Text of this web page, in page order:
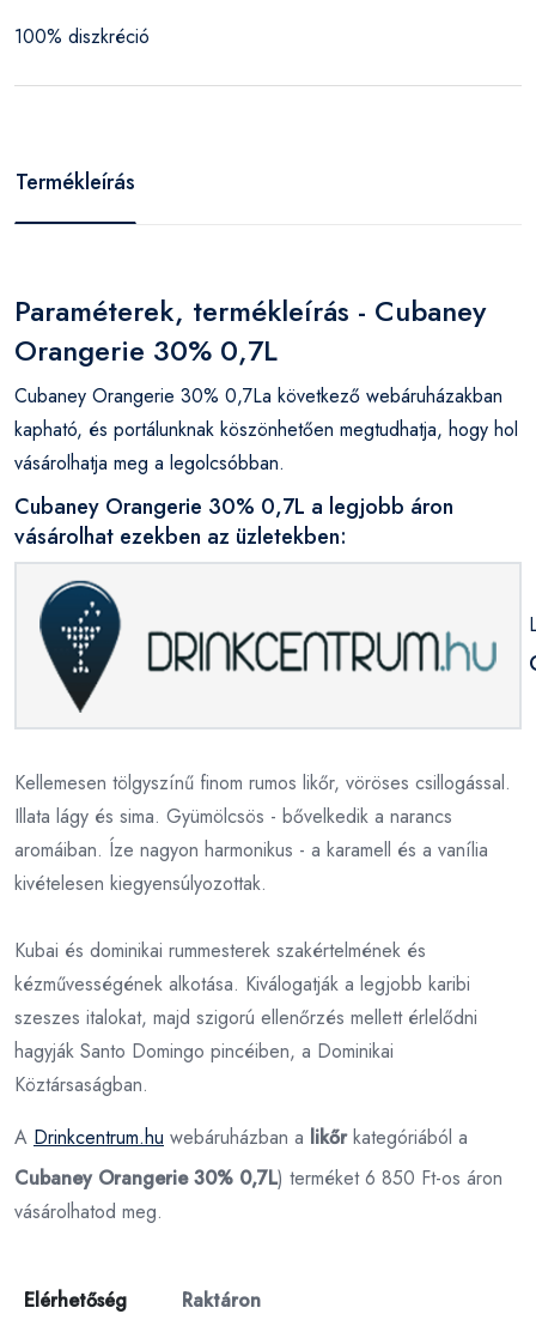
100% diszkréció
Termékleírás
Paraméterek, termékleírás - Cubaney
Orangerie 30% 0,7L
Cubaney Orangerie 30% 0,7La következő webáruházakban
kapható, és portálunknak köszönhetően megtudhatja, hogy hol
vásárolhatja meg a legolcsóbban.
Cubaney Orangerie 30% 0,7L a legjobb áron
vásárolhat ezekben az üzletekben:
Kellemesen tölgyszínű finom rumos likőr, vöröses csillogással.
Illata lágy és sima. Gyümölcsös - bővelkedik a narancs
aromáiban. Íze nagyon harmonikus - a karamell és a vanília
kivételesen kiegyensúlyozottak.
Kubai és dominikai rummesterek szakértelmének és
kézművességének alkotása. Kiválogatják a legjobb karibi
szeszes italokat, majd szigorú ellenőrzés mellett érlelődni
hagyják Santo Domingo pincéiben, a Dominikai
Köztársaságban.
A Drinkcentrum.hu webáruházban a likőrkategóriából a
Cubaney Orangerie 30% 0,7L) terméket 6 850 Ft-os áron
vásárolhatod meg.
Elérhetőség Raktáron